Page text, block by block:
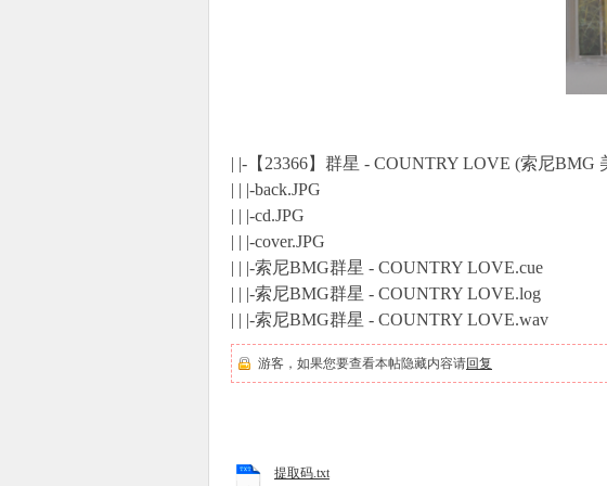
| |-【23366】群星 - COUNTRY LOVE (索尼BMG
| | |-back.JPG
| | |-cd.JPG
| | |-cover.JPG
| | |-索尼BMG群星 - COUNTRY LOVE.cue
| | |-索尼BMG群星 - COUNTRY LOVE.log
| | |-索尼BMG群星 - COUNTRY LOVE.wav
游客，如果您要查看本帖隐藏内容请回复
提取码.txt